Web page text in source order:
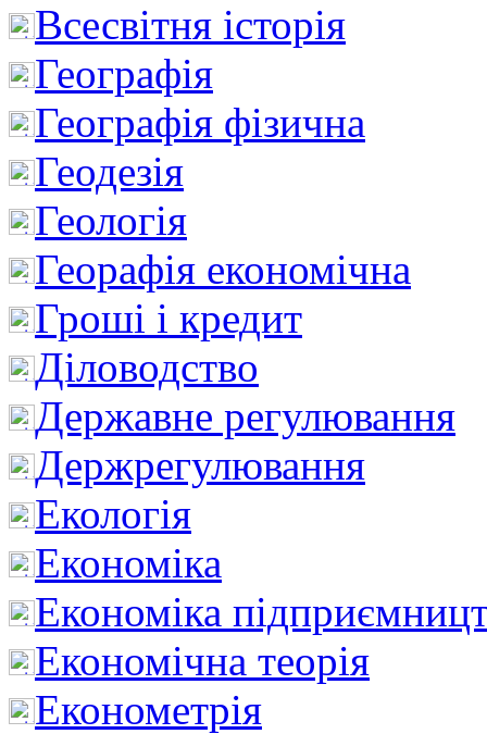
Всесвітня історія
Географія
Географія фізична
Геодезія
Геологія
Георафія економічна
Гроші і кредит
Діловодство
Державне регулювання
Держрегулювання
Екологія
Економіка
Економіка
Економічна теорія
Економетрія